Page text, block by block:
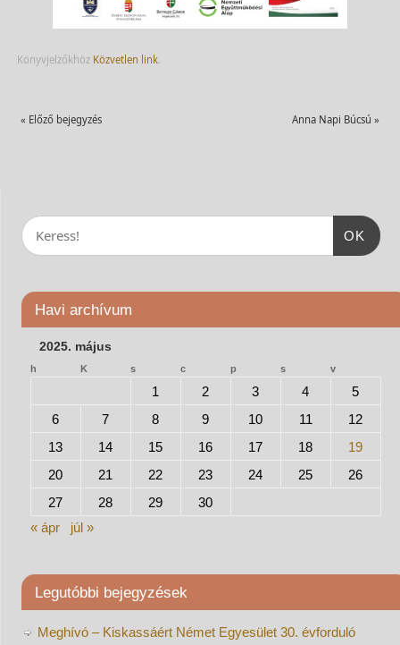
Könyvjelzőkhöz Közvetlen link.
« Előző bejegyzés Anna Napi Búcsú»
OK
Havi archívum
2025. május
h K s c p s v
1 2 3 4
5
6
7 8 9 10 11
12
13
14 15 16 17 18
19
20
21 22 23 24 25
26
27
28 29
30
« ápr
júl »
Legutóbbi bejegyzések
Meghívó – Kiskassáért Német Egyesület 30. évforduló